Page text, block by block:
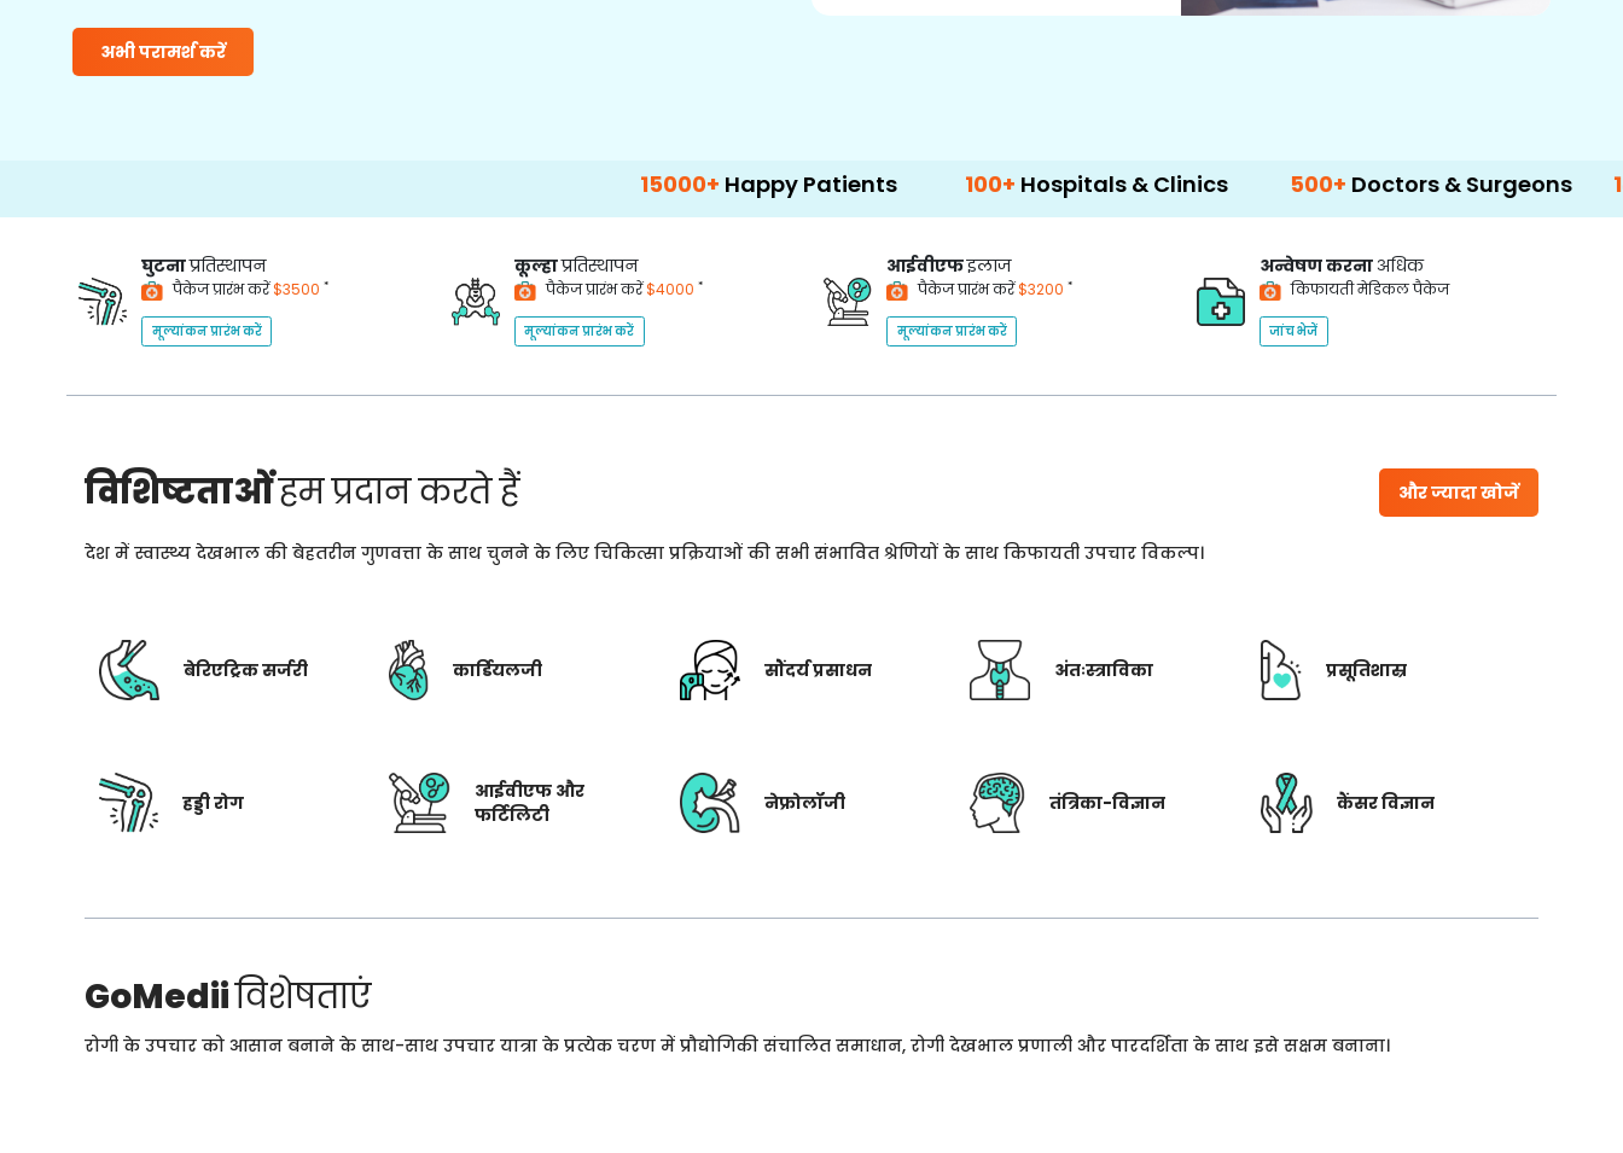
अभी परामर्श करें
Happy Patients 100+Hospitals & Clinics 500+Doctors & Surgeons 14+
घुटनाप्रतिस्थापन
पैकेज प्रारंभ करें$3500 *
मूल्यांकन प्रारंभ करें
कूल्हाप्रतिस्थापन
पैकेज प्रारंभ करें$4000 *
मूल्यांकन प्रारंभ करें
आईवीएफइलाज
पैकेज प्रारंभ करें$3200 *
मूल्यांकन प्रारंभ करें
अन्वेषण करना अधिक
किफायती मेडिकल पैकेज
जांच भेजें
विशिष्टताओंहम प्रदान करते हैं और ज्यादा खोजें
देश में स्वास्थ्य देखभाल की बेहतरीन गुणवत्ता के साथ चुनने के लिए चिकित्सा प्रक्रियाओं की सभी संभावित श्रेणियों के साथ किफायती उपचार विकल्प।
बेरिएट्रिक सर्जरी कार्डियलजी सौंदर्य प्रसाधन अंतःस्त्राविका प्रसूतिशास्र
हड्डी रोग
आईवीएफ और
फर्टिलिटी
नेफ्रोलॉजी तंत्रिका-विज्ञान कैंसर विज्ञान
GoMediiविशेषताएं
रोगी के उपचार को आसान बनाने के साथ-साथ उपचार यात्रा के प्रत्येक चरण में प्रौद्योगिकी संचालित समाधान, रोगी देखभाल प्रणाली और पारदर्शिता के साथ इसे सक्षम बनाना।